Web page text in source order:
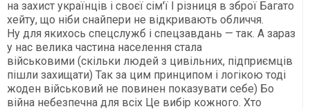
на захист українців і своєї сім'ї І різниця в зброї Багато
хейту, що ніби снайпери не відкривають обличчя.
Ну для якихось спецслужб і спецзавдань — так. А зараз
у нас велика частина населення стала
військовими (скільки людей з цивільних, підприємців
пішли захищати) Так за цим принципом і логікою тоді
жоден військовий не повинен показувати себе) Бо
війна небезпечна для всіх Це вибір кожного. Хто